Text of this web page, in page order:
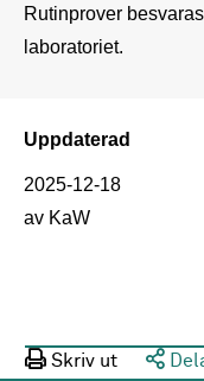
Rutinprover
laboratoriet.
Uppdaterad
2025-12-18
av KaW
Skriv ut